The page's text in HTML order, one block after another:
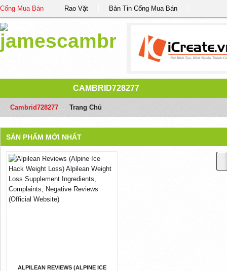
Cổng Mua Bán Rao Vặt Bản Tin Cổng Mua Bán
CAMBRID728277
Cambrid728277 Trang Chủ
SẢN PHẨM MỚI NHẤT
ALPILEAN REVIEWS (ALPINE ICE